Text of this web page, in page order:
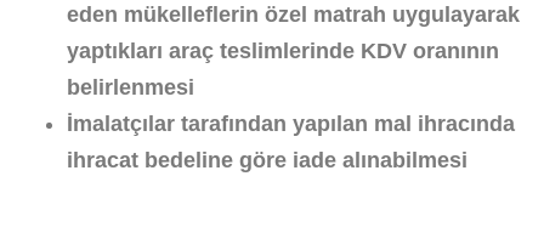
eden mükelleflerin özel matrah uygulayarak
yaptıkları araç teslimlerinde KDV oranının
belirlenmesi
İmalatçılar tarafından yapılan mal ihracında
ihracat bedeline göre iade alınabilmesi